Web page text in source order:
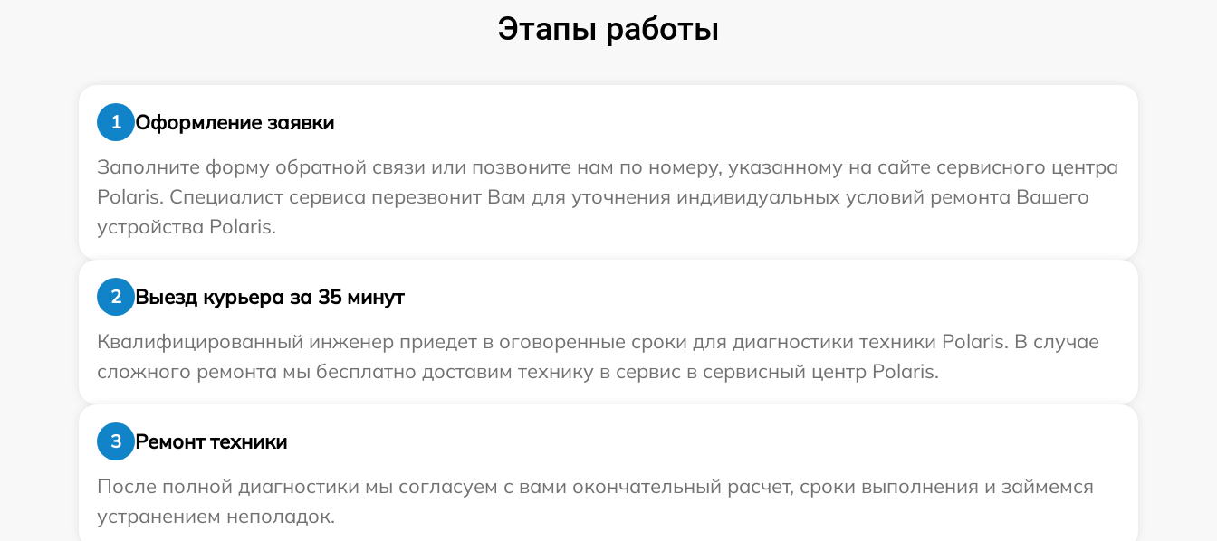
Этапы работы
1
Оформление заявки
Заполните форму обратной связи или позвоните нам по номеру, указанному на сайте сервисного центра
Polaris. Специалист сервиса перезвонит Вам для уточнения индивидуальных условий ремонта Вашего
устройства Polaris.
2
Выезд курьера за 35 минут
Квалифицированный инженер приедет в оговоренные сроки для диагностики техники Polaris. В случае
сложного ремонта мы бесплатно доставим технику в сервис в сервисный центр Polaris.
3
Ремонт техники
После полной диагностики мы согласуем с вами окончательный расчет, сроки выполнения и займемся
устранением неполадок.